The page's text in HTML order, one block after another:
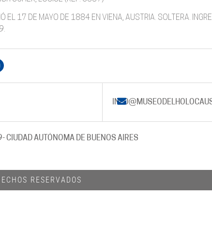
EL 17 DE MAYO DE 1884 EN VIENA, AUSTRIA. SOLTERA.
- CIUDAD AUTÓNOMA DE BUENOS AIRES
RESERVADOS